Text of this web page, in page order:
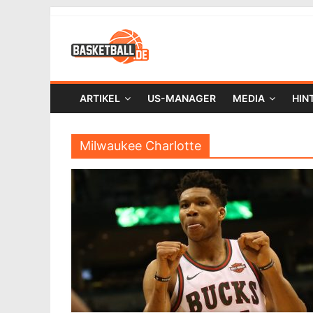
ARTIKEL US-MANAGER MEDIA
Milwaukee Charlotte